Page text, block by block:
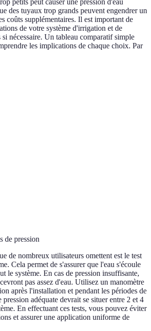
petits peut causer une pression d'eau
des tuyaux trop grands peuvent engendrer un
coûts supplémentaires. Il est important de
de votre système d'irrigation et de
si nécessaire. Un tableau comparatif simple
les implications de chaque choix. Par
de pression
de nombreux utilisateurs omettent est le test
Cela permet de s'assurer que l'eau s'écoule
le système. En cas de pression insuffisante,
pas assez d'eau. Utilisez un manomètre
après l'installation et pendant les périodes de
adéquate devrait se situer entre 2 et 4
En effectuant ces tests, vous pouvez éviter
et assurer une application uniforme de